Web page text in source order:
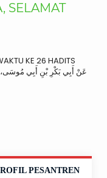
SELAMAT
KE 26 HADITS
PESANTREN